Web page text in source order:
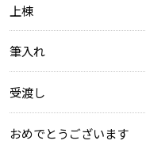
上棟
筆入れ
受渡し
おめでとうございます